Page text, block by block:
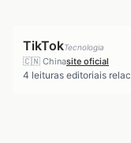
TikTokTecnologia
🇨🇳 Chinasite oficial
4 leituras editoriais